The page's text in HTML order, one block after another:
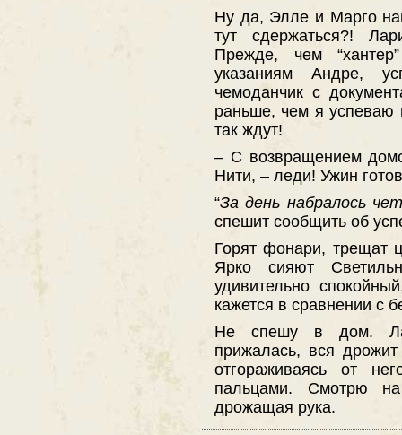
Ну да, Элле и Марго
тут сдержаться?!
Прежде, чем
указаниям Андре,
чемоданчик с
раньше, чем я успеваю
так ждут!
– С возвращением
Нити, – леди! Ужин
“За день набралось
спешит сообщить об
Горят фонари, трещат
Ярко сияют
удивительно
кажется в сравнении с
Не спешу в дом.
прижалась, вся
отгораживаясь от
пальцами. Смотрю
дрожащая рука.